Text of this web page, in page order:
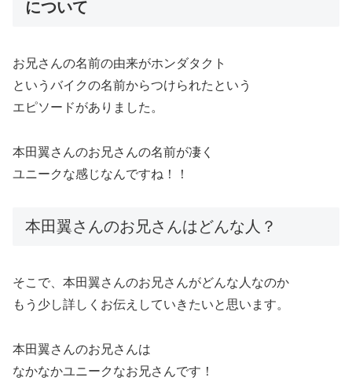
について
お兄さんの名前の由来がホンダタクト
というバイクの名前からつけられたという
エピソードがありました。
本田翼さんのお兄さんの名前が凄く
ユニークな感じなんですね！！
本田翼さんのお兄さんはどんな人？
そこで、本田翼さんのお兄さんがどんな人なのか
もう少し詳しくお伝えしていきたいと思います。
本田翼さんのお兄さんは
なかなかユニークなお兄さんです！